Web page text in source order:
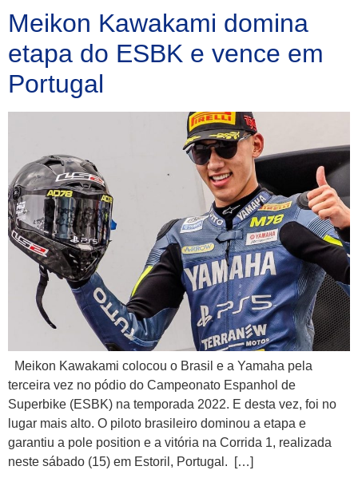
Meikon Kawakami domina
etapa do ESBK e vence em
Portugal
Meikon Kawakami colocou o Brasil e a Yamaha pela
terceira vez no pódio do Campeonato Espanhol de
Superbike (ESBK) na temporada 2022. E desta vez, foi no
lugar mais alto. O piloto brasileiro dominou a etapa e
garantiu a pole position e a vitória na Corrida 1, realizada
neste sábado (15) em Estoril, Portugal. […]